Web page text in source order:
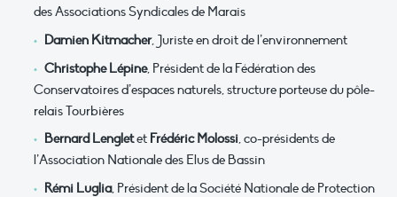
des Associations Syndicales de Marais
Damien Kitmacher, Juriste en droit de l’environnement
Christophe Lépine, Président de la Fédération des
Conservatoires d’espaces naturels, structure porteuse du pôle-
relais Tourbières
Bernard Lengletet Frédéric Molossi, co-présidents de
l’Association Nationale des Elus de Bassin
Rémi Luglia, Président de la Société Nationale de Protection